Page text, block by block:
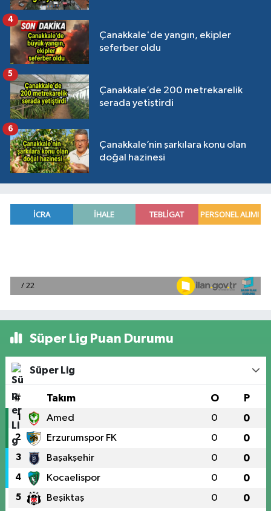
Çanakkale'de yangın, ekipler
seferber oldu
4
Çanakkale’de 200 metrekarelik
serada yetiştirdi
5
Çanakkale’nin şarkılara konu olan
doğal hazinesi
6
Süper Lig Puan Durumu
Süper Lig
# Takım O P
1 Amed 0 0
2 Erzurumspor FK 0 0
3 Başakşehir 0 0
4 Kocaelispor 0 0
5 Beşiktaş 0 0